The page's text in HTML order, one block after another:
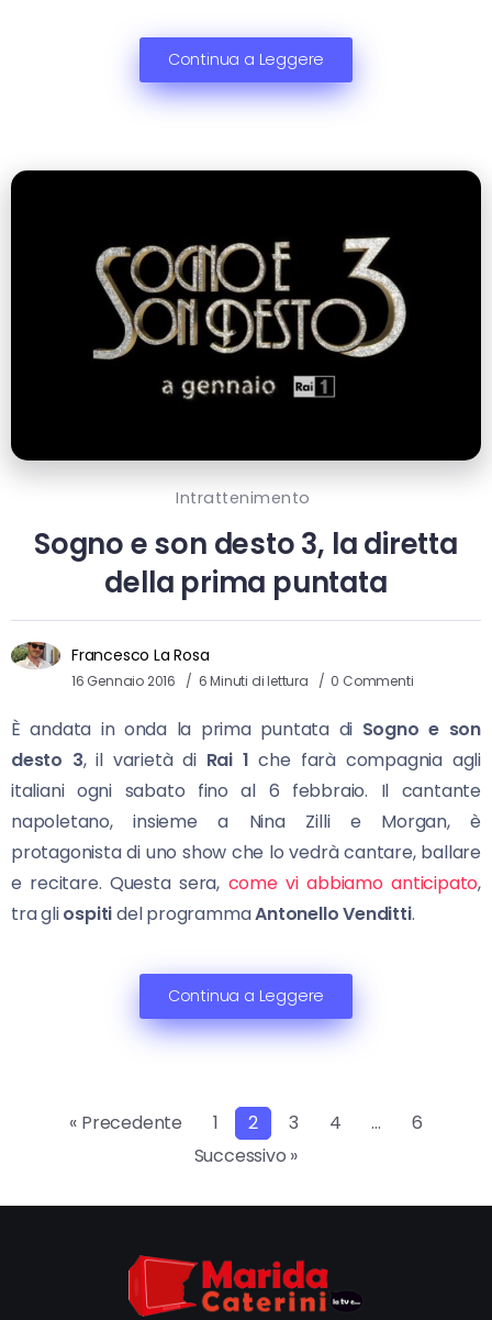
Continua a Leggere
Intrattenimento
Sogno e son desto 3, la diretta
della prima puntata
Francesco La Rosa
16 Gennaio 2016 6 Minuti di lettura 0 Commenti
È andata in onda la prima puntata di Sogno e son
desto 3, il varietà di Rai 1 che farà compagnia agli
italiani ogni sabato fino al 6 febbraio. Il cantante
napoletano, insieme a Nina Zilli e Morgan, è
protagonista di uno show che lo vedrà cantare, ballare
e recitare. Questa sera, come vi abbiamo anticipato,
tra gliospitidel programmaAntonello Venditti.
Continua a Leggere
« Precedente 1 2 3 4 …
6
Successivo »